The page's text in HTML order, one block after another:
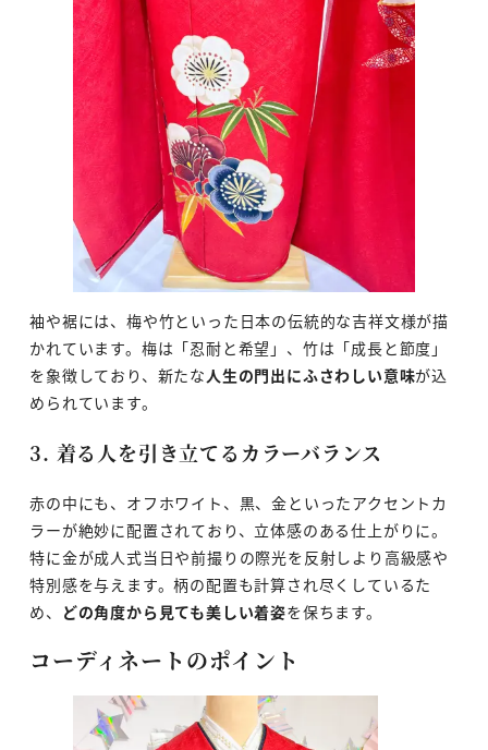
袖や裾には、梅や竹といった日本の伝統的な吉祥文様が描
かれています。梅は「忍耐と希望」、竹は「成長と節度」
を象徴しており、新たな人生の門出にふさわしい意味が込
められています。
3. 着る人を引き立てるカラーバランス
赤の中にも、オフホワイト、黒、金といったアクセントカ
ラーが絶妙に配置されており、立体感のある仕上がりに。
特に金が成人式当日や前撮りの際光を反射しより高級感や
特別感を与えます。柄の配置も計算され尽くしているた
め、 どの角度から見ても美しい着姿を保ちます。
コーディネートのポイント